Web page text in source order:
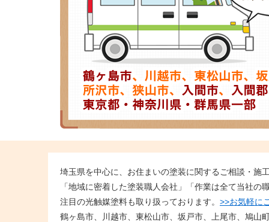
埼玉県を中心に、お住まいの塗装に関するご相談・施
「地域に密着した塗装職人会社」「作業は全て当社
注目の光触媒塗料も取り扱っております。 >>お気軽に
鶴ヶ島市、川越市、東松山市、坂戸市、上尾市、鳩山